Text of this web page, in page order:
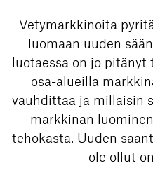
Vetymarkkinoita
luomaan uuden
luotaessa on jo
osa-alueilla
vauhdittaa ja millaisin
markkinan
tehokasta. Uuden
ole ollut